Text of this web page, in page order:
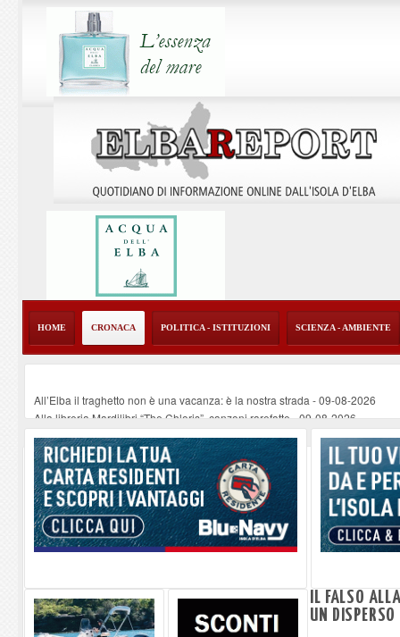
HOME CRONACA POLITICA - ISTITUZIONI SCIENZA - AMBIENTE
All’Elba il traghetto non è una vacanza: è la nostra strada -09-08-2026
Alla libreria Mardilibri “The Chloris”, canzoni rarefatte-09-08-2026
La Foto del Giorno (9 ago.)-09-08-2026
Non si può morire perché l'elisoccorso arriva dopo mezza giornata. Subito
Vela a scuola al Liceo sportivo: mare in ambito umanistico e scientifico: il
IL FALSO
UN